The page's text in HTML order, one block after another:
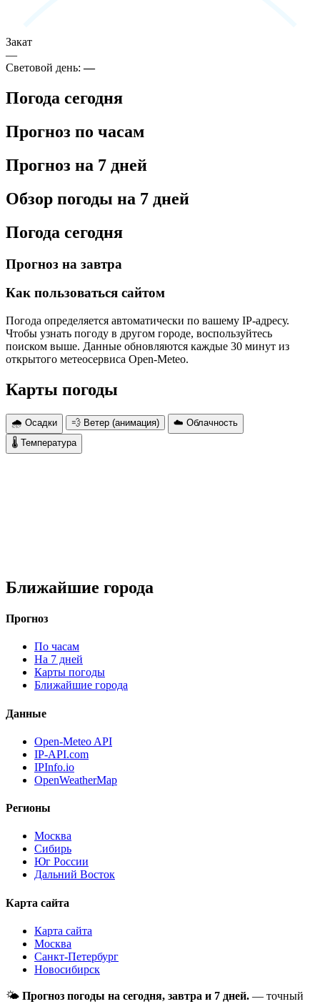
Закат
—
Световой день:—
Погода сегодня
Прогноз по часам
Прогноз на 7 дней
Обзор погоды на 7 дней
Погода сегодня
Прогноз на завтра
Как пользоваться сайтом
Погода определяется автоматически по вашему IP-адресу.
Чтобы узнать погоду в другом городе, воспользуйтесь
поиском выше. Данные обновляются каждые 30 минут из
открытого метеосервиса Open-Meteo.
Карты погоды
🌧 Осадки 💨 Ветер (анимация)
☁️ Облачность
🌡 Температура
Ближайшие города
Прогноз
По часам
На 7 дней
Карты погоды
Ближайшие города
Данные
Open-Meteo API
IP-API.com
IPInfo.io
OpenWeatherMap
Регионы
Москва
Сибирь
Юг России
Дальний Восток
Карта сайта
Карта сайта
Москва
Санкт-Петербург
Новосибирск
🌤 Прогноз погоды на сегодня, завтра и 7 дней. — точный